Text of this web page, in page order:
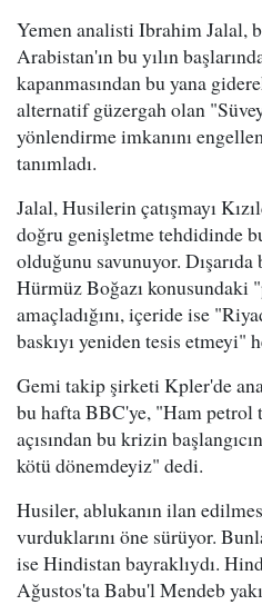
Yemen analisti Ibrahim Jalal,
Arabistan'ın bu yılın
kapanmasından bu yana
alternatif güzergah olan
yönlendirme imkanını
tanımladı.
Jalal, Husilerin çatışmayı
doğru genişletme tehdidinde
olduğunu savunuyor.
Hürmüz Boğazı konusundaki
amaçladığını, içeride ise
baskıyı yeniden tesis etmeyi"
Gemi takip şirketi Kpler'de
bu hafta BBC'ye, "Ham
açısından bu krizin
kötü dönemdeyiz" dedi.
Husiler, ablukanın ilan
vurduklarını öne sürüyor.
ise Hindistan bayraklıydı.
Ağustos'ta Babu'l Mendeb